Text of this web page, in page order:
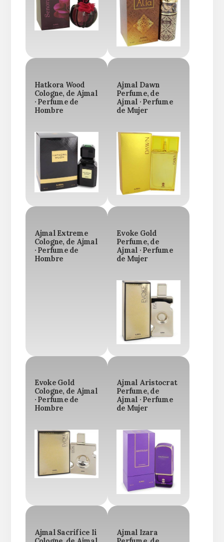
Hatkora Wood
Cologne, de Ajmal
· Perfume de
Hombre
Ajmal Dawn
Perfume, de
Ajmal · Perfume
de Mujer
Ajmal Extreme
Cologne, de Ajmal
· Perfume de
Hombre
Evoke Gold
Perfume, de
Ajmal · Perfume
de Mujer
Evoke Gold
Cologne, de Ajmal
· Perfume de
Hombre
Ajmal Aristocrat
Perfume, de
Ajmal · Perfume
de Mujer
Ajmal Sacrifice Ii
Ajmal Izara